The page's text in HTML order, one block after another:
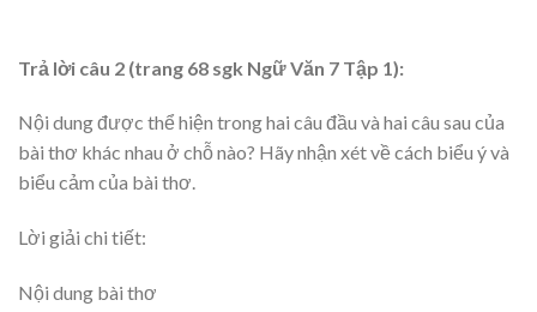
Trả lời câu 2 (trang 68 sgk Ngữ Văn 7 Tập 1):
Nội dung được thể hiện trong hai câu đầu và hai câu sau của
bài thơ khác nhau ở chỗ nào? Hãy nhận xét về cách biểu ý và
biểu cảm của bài thơ.
Lời giải chi tiết:
Nội dung bài thơ